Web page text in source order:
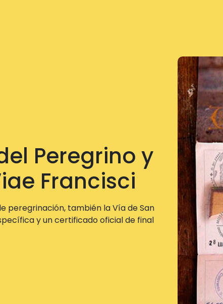
Peregrino y
Francisci
peregrinación, también la Vía de San
y un certificado oficial de final